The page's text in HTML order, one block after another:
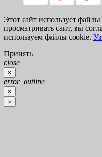
Этот сайт использует
просматривать сайт, вы
используем файлы cookie.
Принять
close
×
error_outline
×
×